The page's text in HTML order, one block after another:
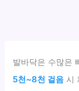
발바닥은 수많은
5천~8천 걸음 시